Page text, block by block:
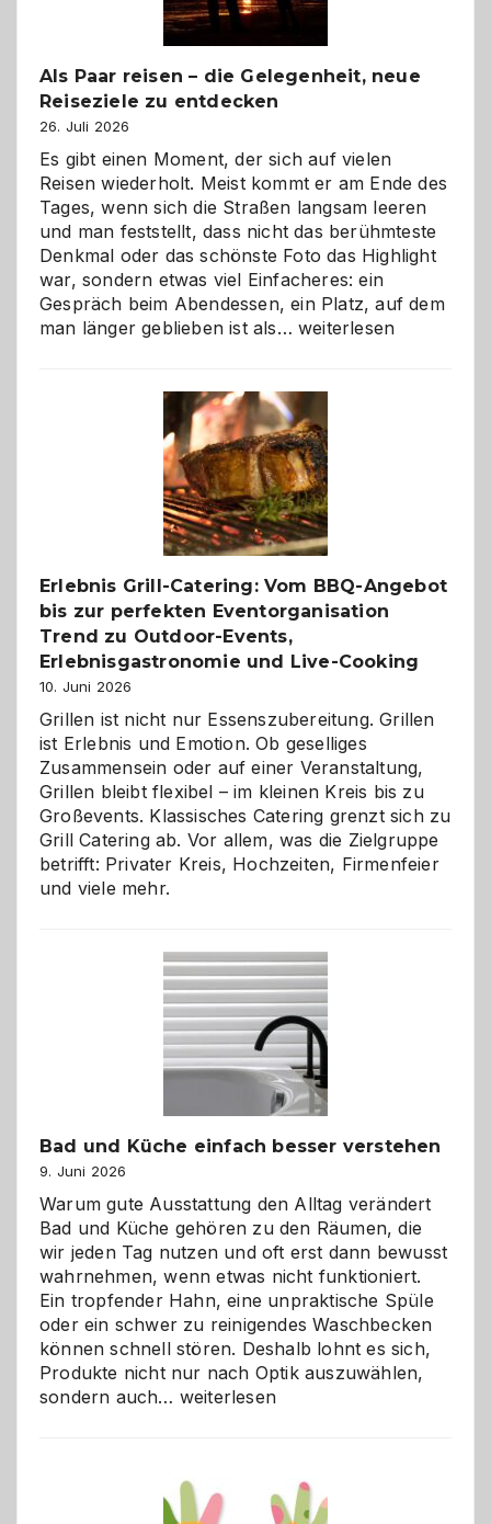
Als Paar reisen – die Gelegenheit, neue
Reiseziele zu entdecken
26. Juli 2026
Es gibt einen Moment, der sich auf vielen
Reisen wiederholt. Meist kommt er am Ende des
Tages, wenn sich die Straßen langsam leeren
und man feststellt, dass nicht das berühmteste
Denkmal oder das schönste Foto das Highlight
war, sondern etwas viel Einfacheres: ein
Gespräch beim Abendessen, ein Platz, auf dem
man länger geblieben ist als… Als
–
die
Gelegenheit,
neue
Reiseziele
zu
entdecken
weiterlesen
Erlebnis Grill-Catering: Vom BBQ-Angebot
bis zur perfekten Eventorganisation
Trend zu Outdoor-Events,
Erlebnisgastronomie und Live-Cooking
10. Juni 2026
Grillen ist nicht nur Essenszubereitung. Grillen
ist Erlebnis und Emotion. Ob geselliges
Zusammensein oder auf einer Veranstaltung,
Grillen bleibt flexibel – im kleinen Kreis bis zu
Großevents. Klassisches Catering grenzt sich zu
Grill Catering ab. Vor allem, was die Zielgruppe
betrifft: Privater Kreis, Hochzeiten, Firmenfeier
und viele mehr.
Bad und Küche einfach besser verstehen
9. Juni 2026
Warum gute Ausstattung den Alltag verändert
Bad und Küche gehören zu den Räumen, die
wir jeden Tag nutzen und oft erst dann bewusst
wahrnehmen, wenn etwas nicht funktioniert.
Ein tropfender Hahn, eine unpraktische Spüle
oder ein schwer zu reinigendes Waschbecken
können schnell stören. Deshalb lohnt es sich,
Produkte nicht nur nach Optik auszuwählen,
sondern auch… Bad
besser
verstehen
weiterlesen